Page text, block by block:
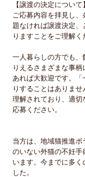
【譲渡の決定について】
ご応募内容を拝見し
題なければ譲渡決定
りますことをご理解く
一人暮らしの方でも、
りえるさまざまな事
あれば大歓迎です。
りすることはありま
理解されており、適
応募ください。
当方は、地域猫推進
のいない外猫の不妊
います。今までに多
した。